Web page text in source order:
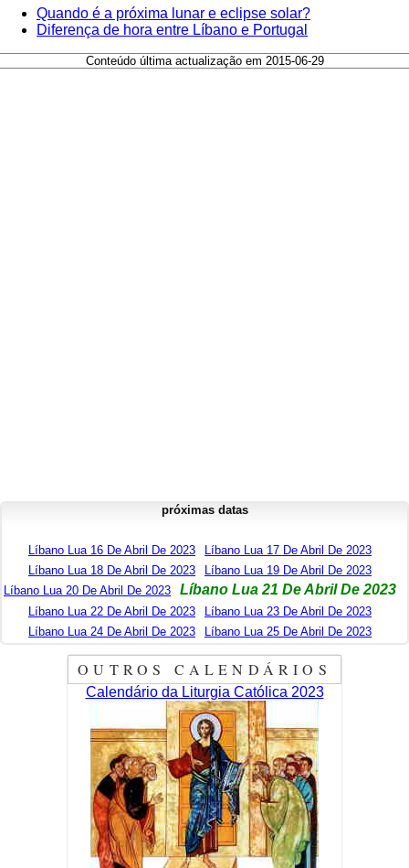
Quando é a próxima lunar e eclipse solar?
Diferença de hora entre Líbano e Portugal
Conteúdo última actualização em 2015-06-29
próximas datas
Líbano Lua 16 De Abril De 2023
Líbano Lua 17 De Abril De 2023
Líbano Lua 18 De Abril De 2023
Líbano Lua 19 De Abril De 2023
Líbano Lua 20 De Abril De 2023
Líbano Lua 21 De Abril De 2023
Líbano Lua 22 De Abril De 2023
Líbano Lua 23 De Abril De 2023
Líbano Lua 24 De Abril De 2023
Líbano Lua 25 De Abril De 2023
OUTROS CALENDÁRIOS
Calendário da Liturgia Católica 2023